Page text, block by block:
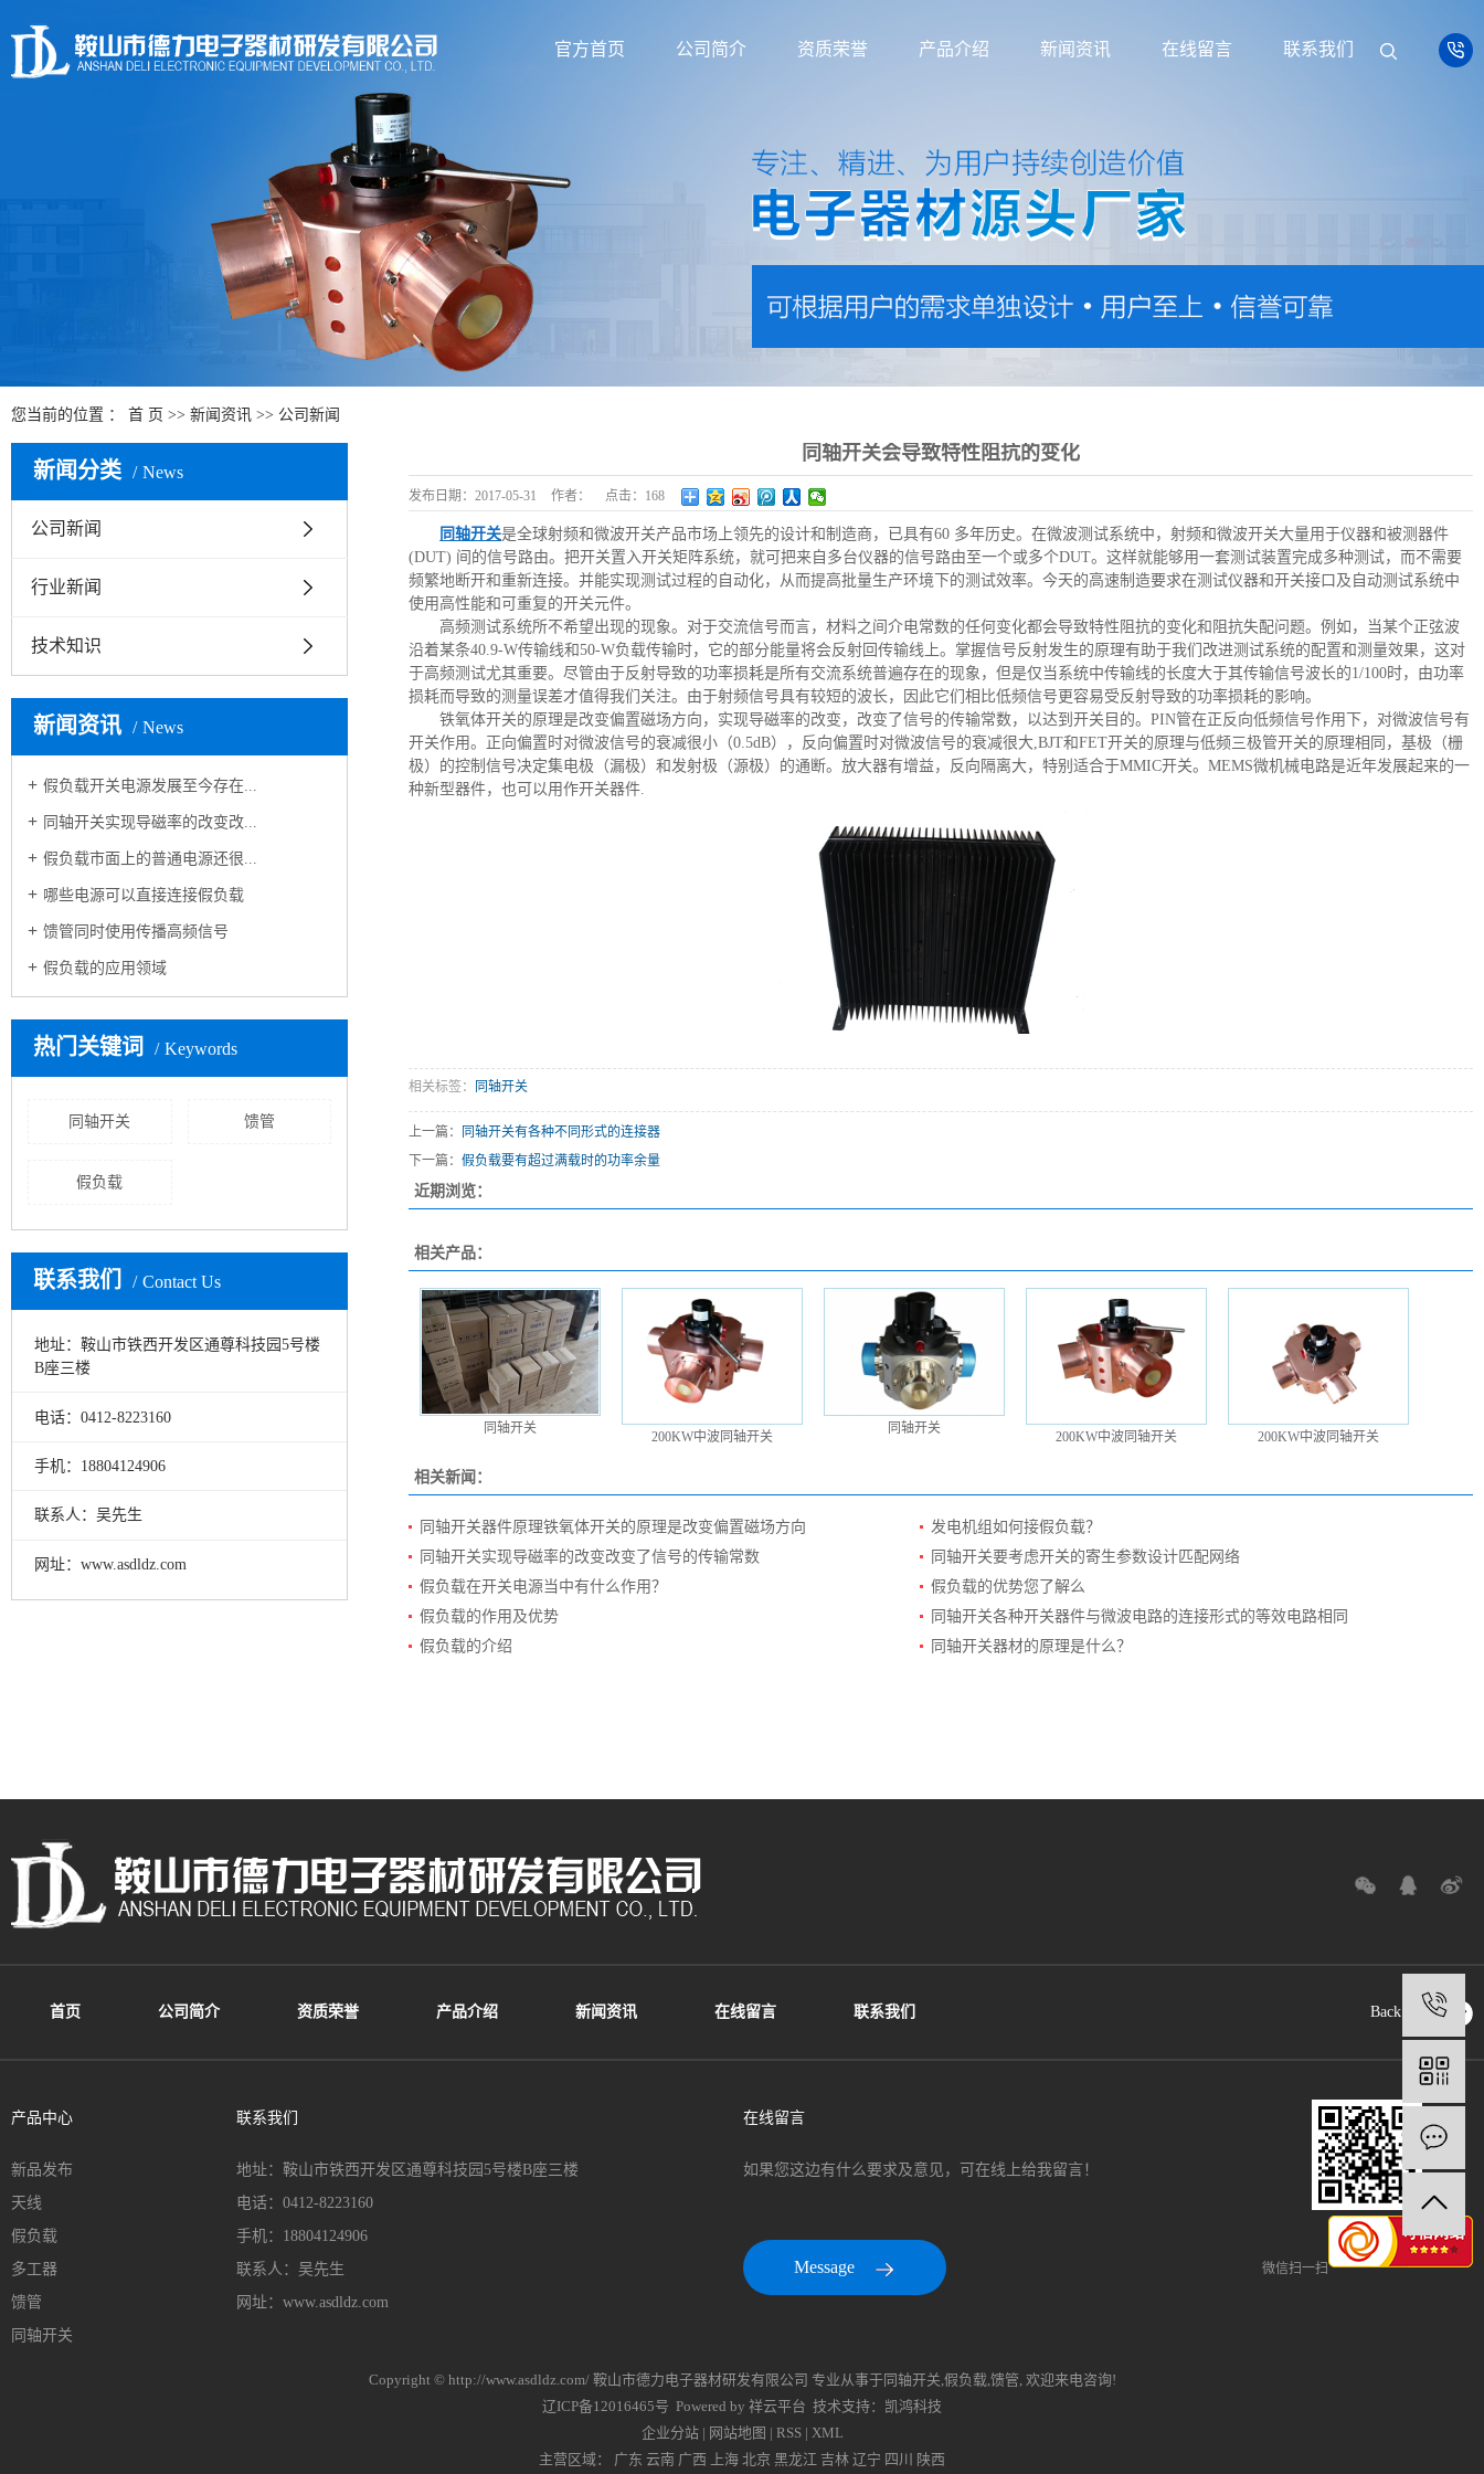
官方首页 公司简介 资质荣誉 产品介绍 新闻资讯 在线留言 联系我们
您当前的位置 ： 首 页 >> 新闻资讯 >> 公司新闻
新闻分类 News
公司新闻
行业新闻
技术知识
新闻资讯 News
假负载开关电源发展至今存在...
同轴开关实现导磁率的改变改...
假负载市面上的普通电源还很...
哪些电源可以直接连接假负载
馈管同时使用传播高频信号
假负载的应用领域
热门关键词 Keywords
同轴开关 馈管
假负载
联系我们 Contact Us
地址：鞍山市铁西开发区通尊科技园5号楼
B座三楼
电话：0412-8223160
手机：18804124906
联系人：吴先生
网址：www.asdldz.com
同轴开关会导致特性阻抗的变化
发布日期：2017-05-31 作者： 点击： 168
同轴开关是全球射频和微波开关产品市场上领先的设计和制造商，已具有60 多年历史。在微波测试系统中，射频和微波开关大量用于仪器和被测器件
(DUT) 间的信号路由。把开关置入开关矩阵系统，就可把来自多台仪器的信号路由至一个或多个DUT。这样就能够用一套测试装置完成多种测试，而不需要
频繁地断开和重新连接。并能实现测试过程的自动化，从而提高批量生产环境下的测试效率。今天的高速制造要求在测试仪器和开关接口及自动测试系统中
使用高性能和可重复的开关元件。
高频测试系统所不希望出现的现象。对于交流信号而言，材料之间介电常数的任何变化都会导致特性阻抗的变化和阻抗失配问题。例如，当某个正弦波
沿着某条40.9-W传输线和50-W负载传输时，它的部分能量将会反射回传输线上。掌握信号反射发生的原理有助于我们改进测试系统的配置和测量效果，这对
于高频测试尤其重要。尽管由于反射导致的功率损耗是所有交流系统普遍存在的现象，但是仅当系统中传输线的长度大于其传输信号波长的1/100时，由功率
损耗而导致的测量误差才值得我们关注。由于射频信号具有较短的波长，因此它们相比低频信号更容易受反射导致的功率损耗的影响。
铁氧体开关的原理是改变偏置磁场方向，实现导磁率的改变，改变了信号的传输常数，以达到开关目的。PIN管在正反向低频信号作用下，对微波信号有
开关作用。正向偏置时对微波信号的衰减很小（0.5dB），反向偏置时对微波信号的衰减很大,BJT和FET开关的原理与低频三极管开关的原理相同，基极（栅
极）的控制信号决定集电极（漏极）和发射极（源极）的通断。放大器有增益，反向隔离大，特别适合于MMIC开关。MEMS微机械电路是近年发展起来的一
种新型器件，也可以用作开关器件.
相关标签： 同轴开关
上一篇：
同轴开关有各种不同形式的连接器
下一篇：假负载要有超过满载时的功率余量
近期浏览：
相关产品：
同轴开关
200KW中波同轴开关
同轴开关
200KW中波同轴开关 200KW中波同轴开关
相关新闻：
同轴开关器件原理铁氧体开关的原理是改变偏置磁场方向
发电机组如何接假负载？
同轴开关实现导磁率的改变改变了信号的传输常数
同轴开关要考虑开关的寄生参数设计匹配网络
假负载在开关电源当中有什么作用？
假负载的优势您了解么
假负载的作用及优势
同轴开关各种开关器件与微波电路的连接形式的等效电路相同
假负载的介绍
同轴开关器材的原理是什么？
首页 公司简介 资质荣誉 产品介绍 新闻资讯 在线留言 联系我们 Back to top
产品中心
新品发布
天线
假负载
多工器
馈管
同轴开关
联系我们
地址：鞍山市铁西开发区通尊科技园5号楼B座三楼
电话：0412-8223160
手机：18804124906
联系人：吴先生
网址：www.asdldz.com
在线留言
如果您这边有什么要求及意见，可在线上给我留言！
Message 微信扫一扫
Copyright © http://www.asdldz.com/ 鞍山市德力电子器材研发有限公司 专业从事于同轴开关,假负载,馈管, 欢迎来电咨询!
辽ICP备12016465号 Powered by 祥云平台 技术支持： 凯鸿科技
企业分站| 网站地图 | RSS| XML
主营区域： 广东 云南 广西 上海 北京 黑龙江 吉林 辽宁 四川 陕西